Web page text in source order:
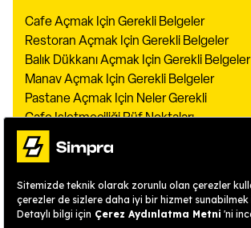
Cafe Açmak Için Gerekli Belgeler
Restoran Açmak Için Gerekli Belgeler
Balık Dükkanı Açmak Için Gerekli Belgeler
Manav Açmak Için Gerekli Belgeler
Pastane Açmak Için Neler Gerekli
Cafe Işletmeciliği Püf Noktaları
Restoran Konseptleri
Kafeye Müşteri Çekme Yöntemleri
Restaurant Işletmeciliği
Restoran Müdürü Ne İş Yapar